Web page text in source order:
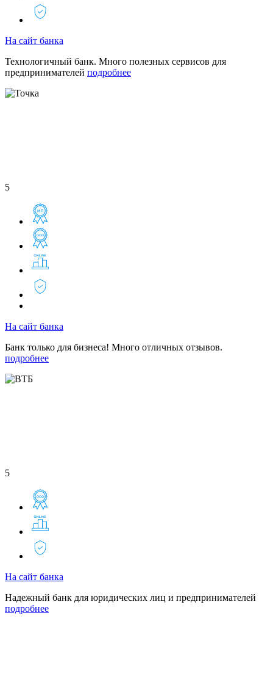
На сайт банка
Технологичный банк. Много полезных сервисов для
предпринимателей подробнее
5
На сайт банка
Банк только для бизнеса! Много отличных отзывов.
подробнее
5
На сайт банка
Надежный банк для юридических лиц и предпринимателей
подробнее